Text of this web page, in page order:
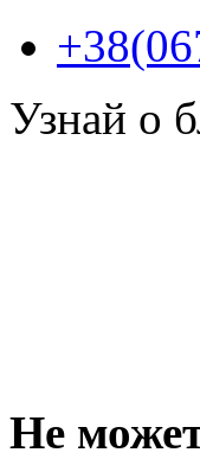
Узнай о
Не